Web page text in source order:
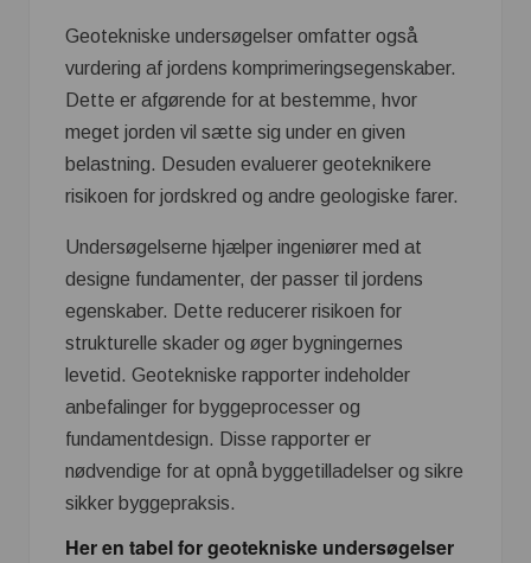
Geotekniske undersøgelser omfatter også
vurdering af jordens komprimeringsegenskaber.
Dette er afgørende for at bestemme, hvor
meget jorden vil sætte sig under en given
belastning. Desuden evaluerer geoteknikere
risikoen for jordskred og andre geologiske farer.
Undersøgelserne hjælper ingeniører med at
designe fundamenter, der passer til jordens
egenskaber. Dette reducerer risikoen for
strukturelle skader og øger bygningernes
levetid. Geotekniske rapporter indeholder
anbefalinger for byggeprocesser og
fundamentdesign. Disse rapporter er
nødvendige for at opnå byggetilladelser og sikre
sikker byggepraksis.
Her en tabel for geotekniske undersøgelser